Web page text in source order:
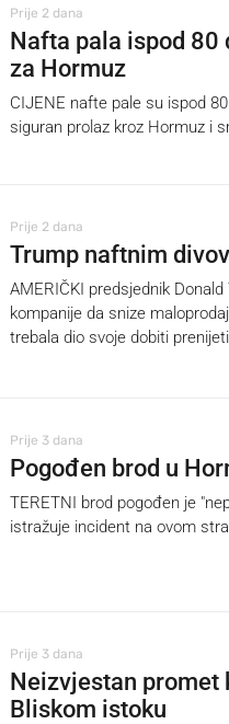
Prije 2 dana
Nafta pala ispod 80
za Hormuz
CIJENE nafte pale su ispod
siguran prolaz kroz Hormuz i
Prije 2 dana
Trump naftnim
AMERIČKI predsjednik
kompanije da snize
trebala dio svoje dobiti
Prije 3 dana
Pogođen brod u
TERETNI brod pogođen je
istražuje incident na ovom
Prije 3 dana
Neizvjestan promet
Bliskom istoku